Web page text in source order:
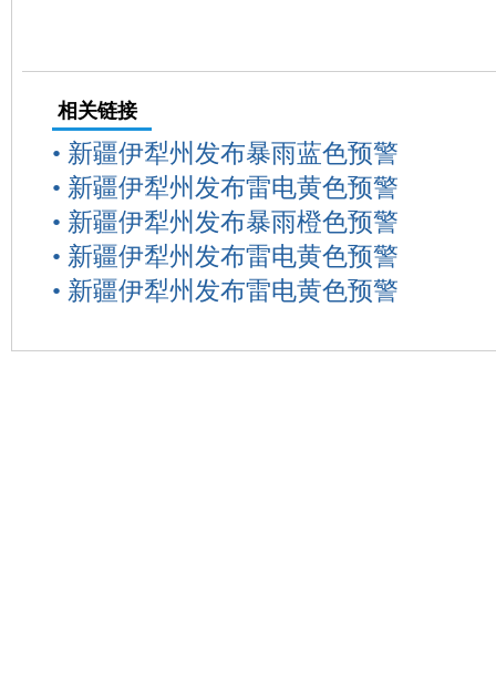
相关链接
• 新疆伊犁州发布暴雨蓝色预警
• 新疆伊犁州发布雷电黄色预警
• 新疆伊犁州发布暴雨橙色预警
• 新疆伊犁州发布雷电黄色预警
• 新疆伊犁州发布雷电黄色预警